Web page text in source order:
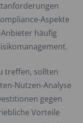
Aspekte
häufig
treffen, sollten
Nutzen-Analyse
gegen
Vorteile